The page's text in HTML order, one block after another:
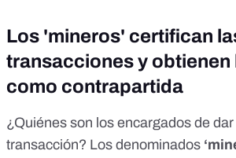
Los 'mineros' certifican
transacciones y obtienen
como contrapartida
¿Quiénes son los encargados de
transacción? Los denominados